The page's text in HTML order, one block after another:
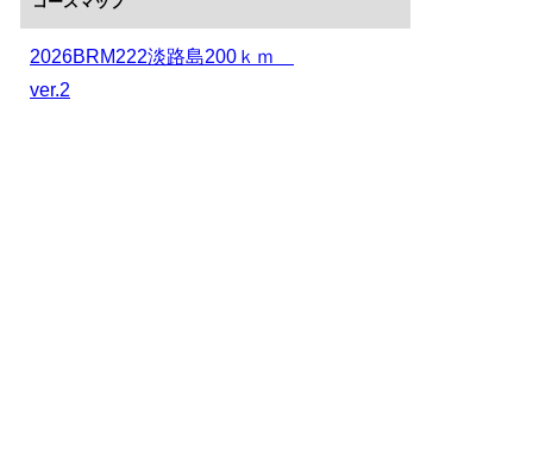
2026BRM222淡路島200ｋｍ
ver.2